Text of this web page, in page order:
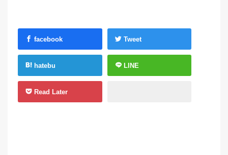
facebook Tweet
hatebu LINE
Read Later